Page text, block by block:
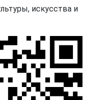
искусства и